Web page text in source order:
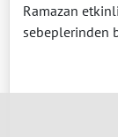
Ramazan
sebeplerinden